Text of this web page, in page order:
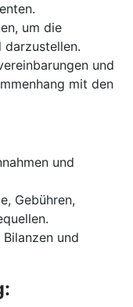
um die
darzustellen.
und
mit den
und
Gebühren,
und